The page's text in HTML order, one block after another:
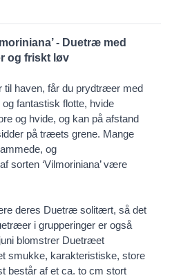
- Duetræ med
og friskt løv
til haven, får du prydtræer med
fantastisk flotte, hvide
og hvide, og kan på afstand
på træets grene. Mange
og
sorten ‘Vilmoriniana’ være
deres Duetræ solitært, så det
i grupperinger er også
blomstrer Duetræet
smukke, karakteristiske, store
består af et ca. to cm stort